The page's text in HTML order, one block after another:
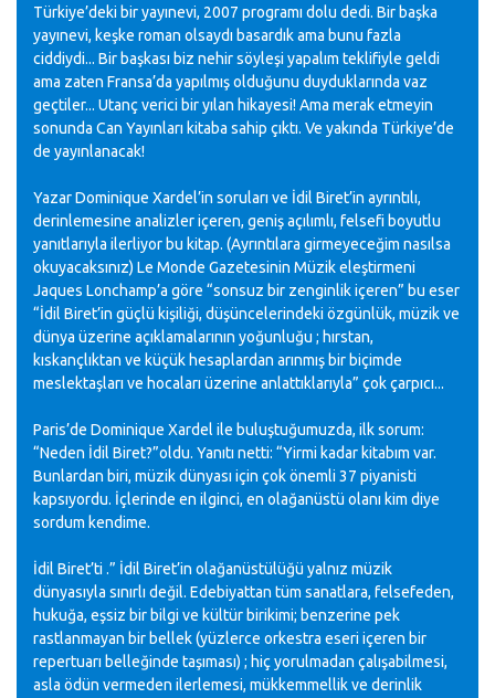
Türkiye’deki bir yayınevi, 2007 programı dolu dedi. Bir başka
yayınevi, keşke roman olsaydı basardık ama bunu fazla
ciddiydi... Bir başkası biz nehir söyleşi yapalım teklifiyle geldi
ama zaten Fransa’da yapılmış olduğunu duyduklarında vaz
geçtiler... Utanç verici bir yılan hikayesi! Ama merak etmeyin
sonunda Can Yayınları kitaba sahip çıktı. Ve yakında Türkiye’de
de yayınlanacak!
Yazar Dominique Xardel’in soruları ve İdil Biret’in ayrıntılı,
derinlemesine analizler içeren, geniş açılımlı, felsefi boyutlu
yanıtlarıyla ilerliyor bu kitap. (Ayrıntılara girmeyeceğim nasılsa
okuyacaksınız) Le Monde Gazetesinin Müzik eleştirmeni
Jaques Lonchamp’a göre “sonsuz bir zenginlik içeren” bu eser
“İdil Biret’in güçlü kişiliği, düşüncelerindeki özgünlük, müzik ve
dünya üzerine açıklamalarının yoğunluğu ; hırstan,
kıskançlıktan ve küçük hesaplardan arınmış bir biçimde
meslektaşları ve hocaları üzerine anlattıklarıyla” çok çarpıcı...
Paris’de Dominique Xardel ile buluştuğumuzda, ilk sorum:
“Neden İdil Biret?”oldu. Yanıtı netti: “Yirmi kadar kitabım var.
Bunlardan biri, müzik dünyası için çok önemli 37 piyanisti
kapsıyordu. İçlerinde en ilginci, en olağanüstü olanı kim diye
sordum kendime.
İdil Biret’ti .” İdil Biret’in olağanüstülüğü yalnız müzik
dünyasıyla sınırlı değil. Edebiyattan tüm sanatlara, felsefeden,
hukuğa, eşsiz bir bilgi ve kültür birikimi; benzerine pek
rastlanmayan bir bellek (yüzlerce orkestra eseri içeren bir
repertuarı belleğinde taşıması) ; hiç yorulmadan çalışabilmesi,
asla ödün vermeden ilerlemesi, mükkemmellik ve derinlik